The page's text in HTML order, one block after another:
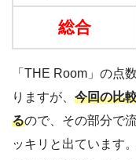
総合
「THE Room」の点
りますが、 今回の比
るので、その部分で
ッキリと出ています